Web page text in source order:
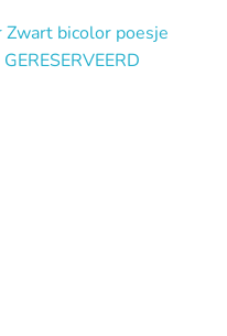
Zwart bicolor poesje